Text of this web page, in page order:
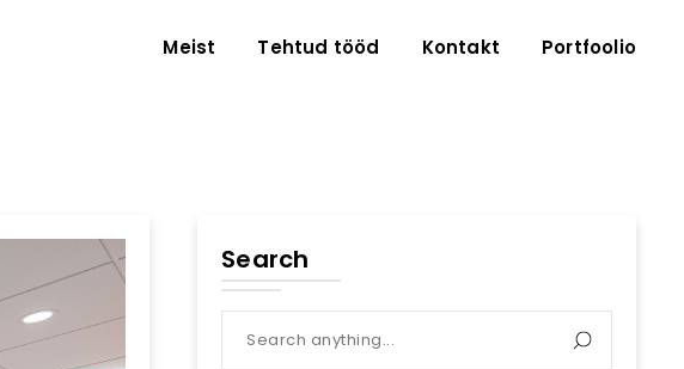
Meist Tehtud tööd Kontakt Portfoolio
Search